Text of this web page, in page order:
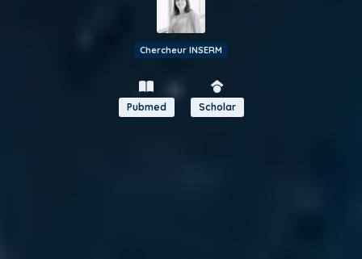
Chercheur INSERM
Pubmed Scholar